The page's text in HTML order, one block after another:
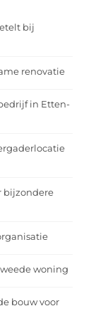
bij
renovatie
in Etten-
bijzondere
woning
bouw voor